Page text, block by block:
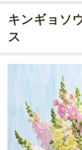
キンギョソ
ス